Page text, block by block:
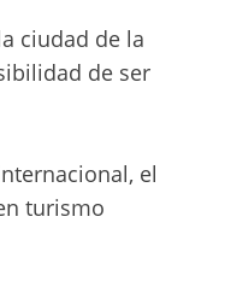
ciudad de la
de ser
el
turismo